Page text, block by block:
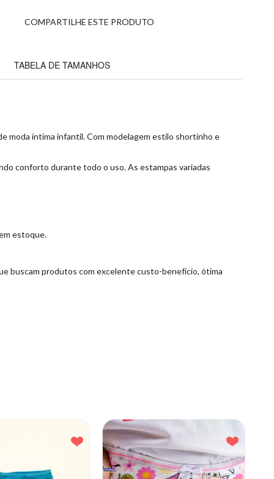
COMPARTILHE ESTE PRODUTO
TABELA DE TAMANHOS
moda íntima infantil. Com modelagem estilo shortinho e
conforto durante todo o uso. As estampas variadas
estoque.
buscam produtos com excelente custo-benefício, ótima